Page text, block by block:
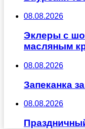
08.08.2026
Эклеры с
масляным
08.08.2026
Запеканка
08.08.2026